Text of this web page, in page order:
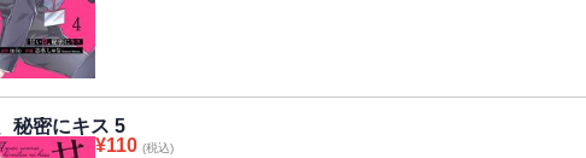
ていない、はずだったのに。「俺は胸より尻派」「俺はお前が好
きだけど」トラウマを抱えたイケメン女×自称一途の意地悪男の
社内溺愛ラブストーリー。
秘密にキス 5
¥110 (税込)